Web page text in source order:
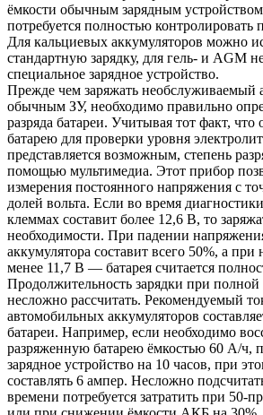
ёмкости обычным зарядным
потребуется полностью контролировать
Для кальциевых аккумуляторов можно
стандартную зарядку, для гель- и AGM
специальное зарядное устройство.
Прежде чем заряжать необслуживаемый
обычным ЗУ, необходимо правильно
разряда батареи. Учитывая тот факт, что
батарею для проверки уровня
представляется возможным, степень
помощью мультимедиа. Этот прибор
измерения постоянного напряжения с
долей вольта. Если во время
клеммах составит более 12,6 В, то
необходимости. При падении
аккумулятора составит всего 50%, а
менее 11,7 В — батарея считается
Продолжительность зарядки при полной
несложно рассчитать. Рекомендуемый
автомобильных аккумуляторов
батареи. Например, если необходимо
разряженную батарею ёмкостью 60 А/ч,
зарядное устройство на 10 часов, при
составлять 6 ампер. Несложно
времени потребуется затратить при 50-